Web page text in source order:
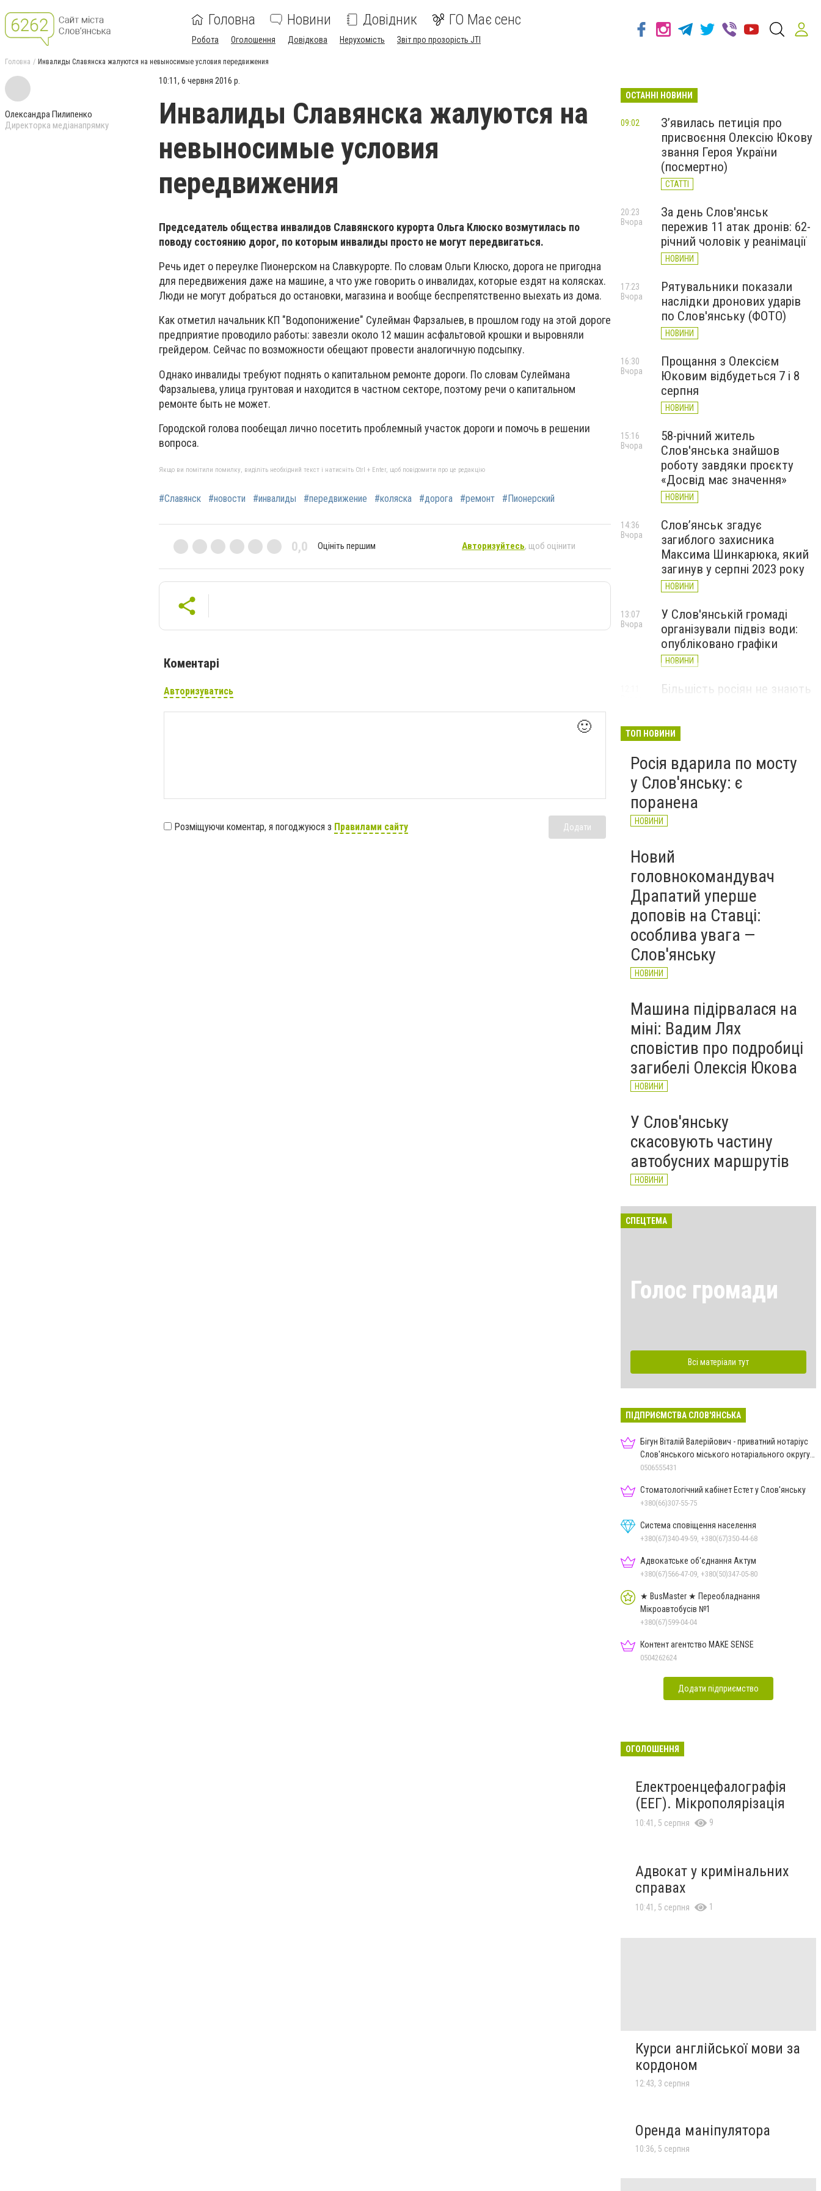
Головна Новини Довідник ГО Має сенс
Робота Оголошення Довідкова Нерухомість Звіт про прозорість JTI
Головна Инвалиды Славянска жалуются на невыносимые условия передвижения
Олександра Пилипенко
Директорка медіанапрямку
10:11, 6 червня 2016 р.
Инвалиды Славянска жалуются на
невыносимые условия
передвижения
Председатель общества инвалидов Славянского курорта Ольга Клюско возмутилась по
поводу состоянию дорог, по которым инвалиды просто не могут передвигаться.
Речь идет о переулке Пионерском на Славкурорте. По словам Ольги Клюско, дорога не пригодна
для передвижения даже на машине, а что уже говорить о инвалидах, которые ездят на колясках.
Люди не могут добраться до остановки, магазина и вообще беспрепятственно выехать из дома.
Как отметил начальник КП "Водопонижение" Сулейман Фарзалыев, в прошлом году на этой дороге
предприятие проводило работы: завезли около 12 машин асфальтовой крошки и выровняли
грейдером. Сейчас по возможности обещают провести аналогичную подсыпку.
Однако инвалиды требуют поднять о капитальном ремонте дороги. По словам Сулеймана
Фарзалыева, улица грунтовая и находится в частном секторе, поэтому речи о капитальном
ремонте быть не может.
Городской голова пообещал лично посетить проблемный участок дороги и помочь в решении
вопроса.
Якщо ви помітили помилку, виділіть необхідний текст і натисніть Ctrl + Enter, щоб повідомити про це редакцію
#Славянск #новости #инвалиды #передвижение #коляска #дорога #ремонт #Пионерский
0,0 Оцініть першим Авторизуйтесь, щоб оцінити
Коментарі
Авторизуватись
🙂
Розміщуючи коментар, я погоджуюся з Правилами сайту Додати
ОСТАННІ НОВИНИ
З’явилась петиція про
присвоєння Олексію Юкову
звання Героя України
(посмертно)
СТАТТІ
09:02
За день Слов'янськ
пережив 11 атак дронів: 62-
річний чоловік у реанімації
НОВИНИ
20:23
Вчора
Рятувальники показали
наслідки дронових ударів
по Слов'янську (ФОТО)
НОВИНИ
17:23
Вчора
Прощання з Олексієм
Юковим відбудеться 7 і 8
серпня
НОВИНИ
16:30
Вчора
58-річний житель
Слов'янська знайшов
роботу завдяки проєкту
«Досвід має значення»
НОВИНИ
15:16
Вчора
Слов’янськ згадує
загиблого захисника
Максима Шинкарюка, який
загинув у серпні 2023 року
НОВИНИ
14:36
Вчора
У Слов'янській громаді
організували підвіз води:
опубліковано графіки
НОВИНИ
13:07
Вчора
Більшість росіян не знають
Мадяр
ТОП НОВИНИ
Росія вдарила по мосту
у Слов'янську: є
поранена
НОВИНИ
Новий
головнокомандувач
Драпатий уперше
доповів на Ставці:
особлива увага —
Слов'янську
НОВИНИ
Машина підірвалася на
міні: Вадим Лях
сповістив про подробиці
загибелі Олексія Юкова
НОВИНИ
У Слов'янську
скасовують частину
автобусних маршрутів
НОВИНИ
СПЕЦТЕМА
Голос громади
Всі матеріали тут
ПІДПРИЄМСТВА СЛОВ'ЯНСЬКА
Бігун Віталій Валерійович - приватний нотаріус
Слов'янського міського нотаріального округу
Дон.обл.
0506555431
Стоматологічний кабінет Естет у Слов'янську
+380(66)307-55-75
Система сповіщення населення
+380(67)340-49-59, +380(67)350-44-68
Адвокатське об'єднання Актум
+380(67)566-47-09, +380(50)347-05-80
★ BusMaster ★ Переобладнання
Мікроавтобусів №1
+380(67)599-04-04
Контент агентство MAKE SENSE
0504262624
Додати підприємство
ОГОЛОШЕННЯ
Електроенцефалографія
(ЕЕГ). Мікрополярізація
10:41, 5 серпня 9
Адвокат у кримінальних
справах
10:41, 5 серпня 1
Курси англійської мови за
кордоном
12:43, 3 серпня
Оренда маніпулятора
10:36, 5 серпня